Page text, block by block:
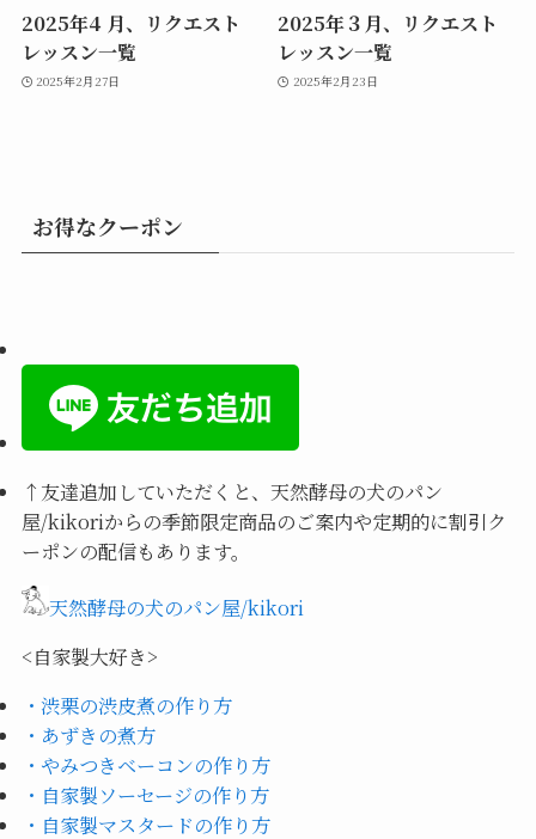
2025年4 月、リクエスト
レッスン一覧
2025年2月27日
2025年３月、リクエスト
レッスン一覧
2025年2月23日
お得なクーポン
↑ 友達追加していただくと、天然酵母の犬のパン
屋/kikoriからの季節限定商品のご案内や定期的に割引ク
ーポンの配信もあります。
天然酵母の犬のパン屋/kikori
<自家製大好き>
・渋栗の渋皮煮の作り方
・あずきの煮方
・やみつきベーコンの作り方
・自家製ソーセージの作り方
・自家製マスタードの作り方